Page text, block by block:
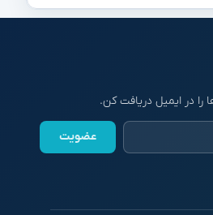
را در ایمیل دریافت کن.
عضویت